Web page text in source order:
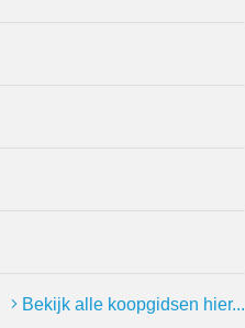
Bekijk alle koopgidsen hier...